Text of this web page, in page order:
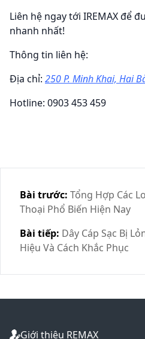
Liên hệ ngay tới IREMAX để
nhanh nhất!
Thông tin liên hệ:
Địa chỉ: 250 P. Minh Khai, Hai
Hotline: 0903 453 459
Bài trước: Tổng Hợp Các
Thoại Phổ Biến Hiện Nay
Bài tiếp: Dây Cáp Sạc Bị
Hiệu Và Cách Khắc Phục
Giới thiệu REMAX